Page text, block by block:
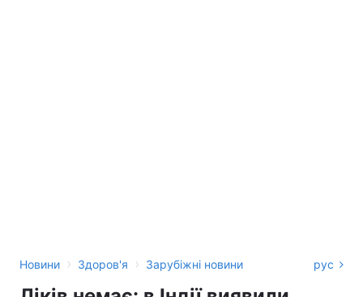
Новини › Здоров'я › Зарубіжні новини рус